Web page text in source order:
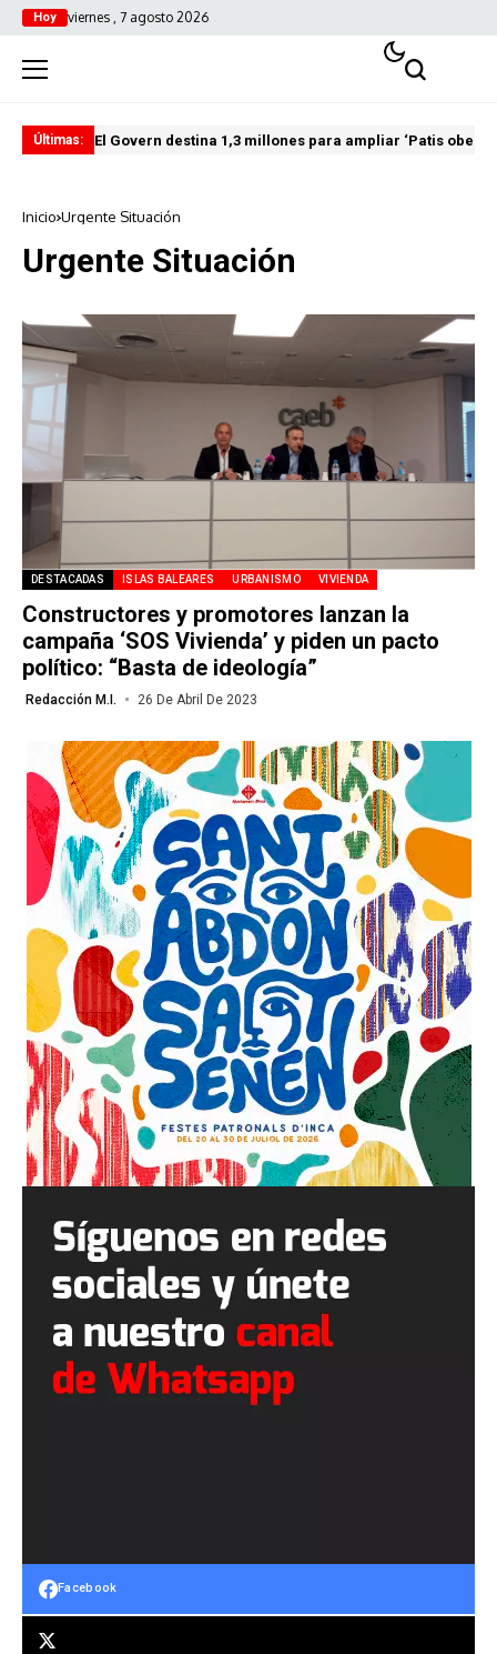
Hoy viernes , 7 agosto 2026
Últimas: El Govern destina 1,3 millones para ampliar ‘Patis
Inicio Urgente Situación
Urgente Situación
DESTACADAS ISLAS BALEARES URBANISMO VIVIENDA
Constructores y promotores lanzan la
campaña ‘SOS Vivienda’ y piden un pacto
político: “Basta de ideología”
Redacción M.I. 26 De Abril De 2023
Facebook